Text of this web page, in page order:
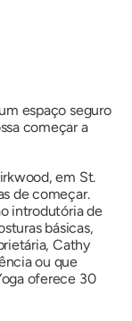
espaço seguro
começar a
em St.
de começar.
introdutória de
básicas,
Cathy
ou que
oferece 30